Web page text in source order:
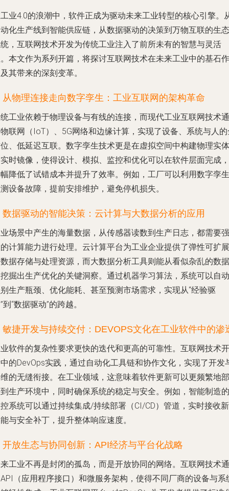
业4.0的浪潮中，软件正成为驱动未来工业转型的核心引擎。
化生产线到智能供应链，从数据驱动的决策到万物互联的生态
，互联网技术开发为传统工业注入了前所未有的智慧与灵活
本文作为系列开篇，将探讨互联网技术在未来工业中的基石作
其带来的深刻变革。
从物理连接走向数字孪生：工业互联网的架构革命
工业依赖于物理设备与有线的连接，而现代工业互联网技术通
联网（IoT）、5G网络和边缘计算，实现了设备、系统与人
、低延迟互联。数字孪生技术更是在虚拟空间中构建物理实体
时镜像，使得设计、模拟、监控和优化可以在软件层面完成，
降低了试错成本并提升了效率。例如，工厂可以利用数字孪生
设备故障，提前安排维护，避免停机损失。
数据驱动的智能决策：云计算与大数据分析的应用
场景中产生的海量数据，从传感器读数到生产日志，都需要强
计算能力进行处理。云计算平台为工业企业提供了弹性可扩展
据存储与处理资源，而大数据分析工具则能从看似杂乱的数据
掘出生产优化的关键洞察。通过机器学习算法，系统可以自动
生产瓶颈、优化能耗、甚至预测市场需求，实现从“经验驱
到“数据驱动”的跨越。
敏捷开发与持续交付：DEVOPS文化在工业软件中的渗
软件的复杂性要求更快的迭代和更高的可靠性。互联网技术开
的DevOps实践，通过自动化工具链和协作文化，实现了开发
的无缝衔接。在工业领域，这意味着软件更新可以更频繁地部
生产环境中，同时确保系统的稳定与安全。例如，智能制造的
系统可以通过持续集成/持续部署（CI/CD）管道，实时接收新
与安全补丁，提升整体响应速度。
开放生态与协同创新：API经济与平台化战略
工业不再是封闭的孤岛，而是开放协同的网络。互联网技术通
（应用程序接口）和微服务架构，使得不同厂商的设备与系